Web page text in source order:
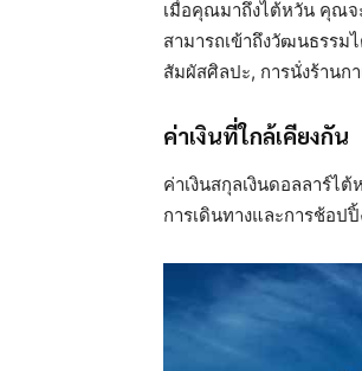
เมื่อคุณมาถึงไต้หวัน คุณจ
สามารถเข้าถึงวัฒนธรรม
สัมผัสศิลปะ, การนั่งร้าน
ค่าเงินที่ใกล้เคียงกัน
ค่าเงินสกุลเงินดอลลาร์ไ
การเดินทางและการช้อป